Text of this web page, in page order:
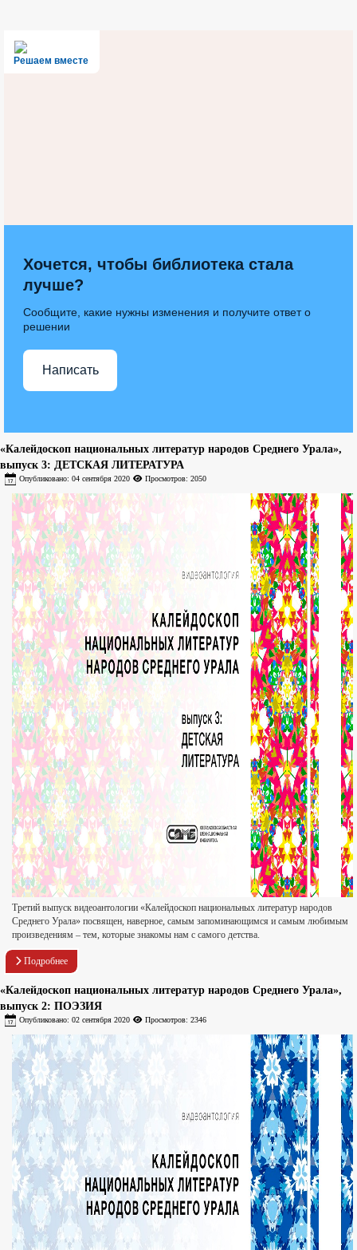
Решаем вместе
Хочется, чтобы библиотека стала
лучше?
Сообщите, какие нужны изменения и получите ответ о
решении
Написать
«Калейдоскоп национальных литератур народов Среднего Урала»,
выпуск 3: ДЕТСКАЯ ЛИТЕРАТУРА
Опубликовано: 04 сентября 2020 Просмотров: 2050
Третий выпуск видеоантологии «Калейдоскоп национальных литератур народов
Среднего Урала» посвящен, наверное, самым запоминающимся и самым любимым
произведениям – тем, которые знакомы нам с самого детства.
Подробнее
«Калейдоскоп национальных литератур народов Среднего Урала»,
выпуск 2: ПОЭЗИЯ
Опубликовано: 02 сентября 2020 Просмотров: 2346